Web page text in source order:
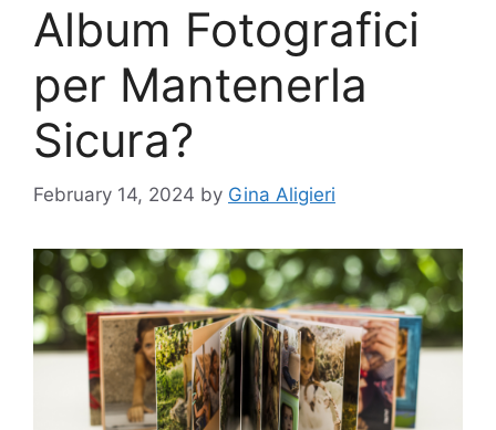
Album Fotografici
per Mantenerla
Sicura?
February 14, 2024 by Gina Aligieri